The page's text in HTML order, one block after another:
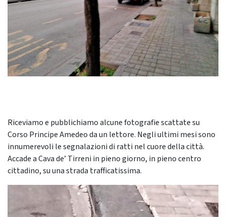
Riceviamo e pubblichiamo alcune fotografie scattate su
Corso Principe Amedeo da un lettore. Negli ultimi mesi sono
innumerevoli le segnalazioni di ratti nel cuore della città.
Accade a Cava de’ Tirreni in pieno giorno, in pieno centro
cittadino, su una strada trafficatissima.